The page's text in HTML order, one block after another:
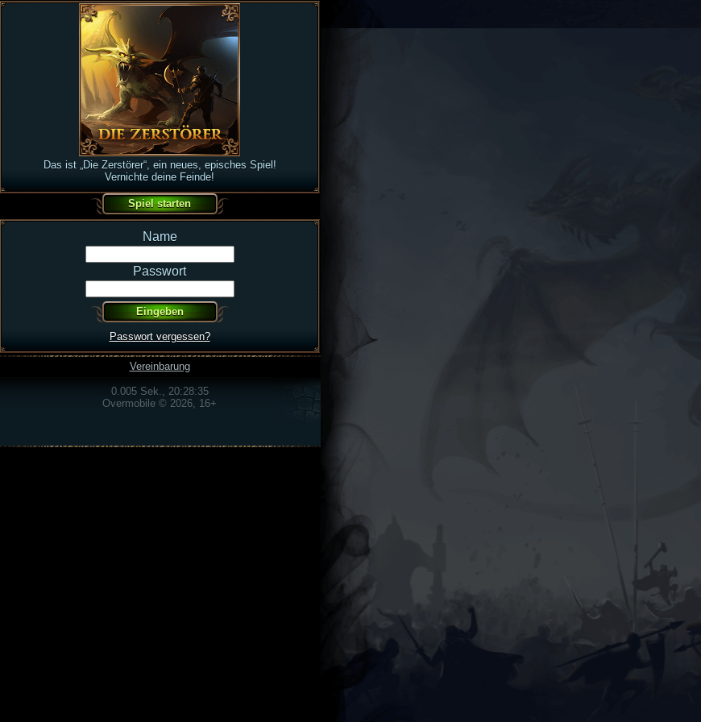
Das ist „Die Zerstörer“, ein neues, episches Spiel!
Vernichte deine Feinde!
Name
Passwort
Passwort vergessen?
Vereinbarung
0.005 Sek., 20:28:35
Overmobile © 2026, 16+